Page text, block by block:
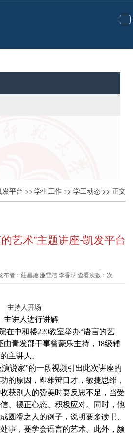
切
航
发平台 >> 学生工作 >> 学工动态 >> 正文
艺术”主题讲座-凯发平台
者：莊昌驰 廉雪洁 李香萍 查看次数：次
主持人开场
主讲人进行讲解
在中和楼220教室举办“语言的艺
由青发部干事曾豪乐主持，18级辅
主讲人。
说家”的一段视频引出此次讲座的
的原因，即雄辩口才，敏捷思维，
获别人的赞美时要反思不足，当受
、摆正心态、积极应对。同时，他
圆滑之人的例子，说明要多读书、
事，要学会语言的艺术。此外，颜